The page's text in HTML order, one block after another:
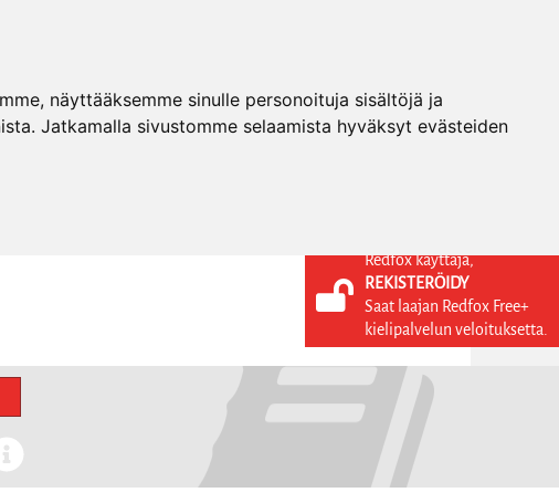
näyttääksemme sinulle personoituja sisältöjä ja
Jatkamalla sivustomme selaamista hyväksyt evästeiden
KIRJAUDU SISÄÄN
REKISTERÖIDY
FI
Redfox käyttäjä,
REKISTERÖIDY
Saat laajan Redfox Free+
kielipalvelun veloituksetta.